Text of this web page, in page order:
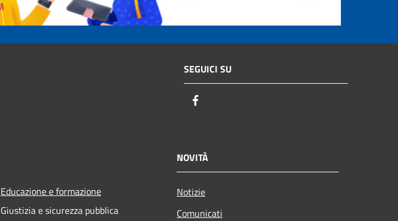
SEGUICI SU
Educazione e formazione
Giustizia e sicurezza pubblica
NOVITÀ
Notizie
Comunicati